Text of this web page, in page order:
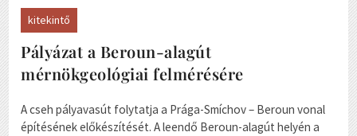
kitekintő
Pályázat a Beroun-alagút
mérnökgeológiai felmérésére
A cseh pályavasút folytatja a Prága-Smíchov – Beroun vonal
építésének előkészítését. A leendő Beroun-alagút helyén a